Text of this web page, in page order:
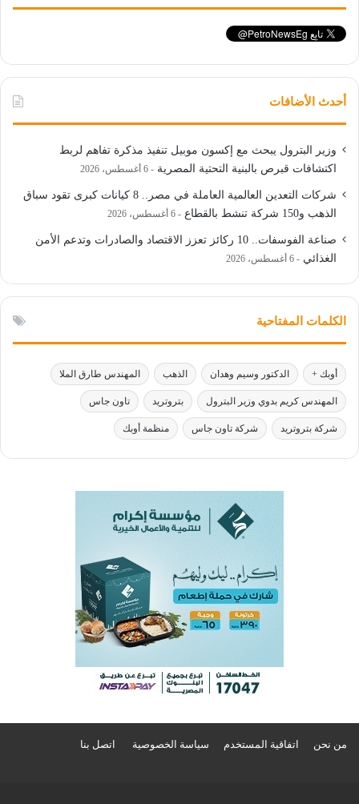
أحدث الأضافات
وزير البترول يبحث مع إكسون موبيل تنفيذ مذكرة تفاهم لربط
اكتشافات قبرص بالبنية التحتية المصرية
6 أغسطس، 2026
شركات التعدين العالمية العاملة في مصر.. 8 كيانات كبرى تقود سباق
الذهب و150 شركة تنشط بالقطاع
6 أغسطس، 2026
صناعة الفوسفات.. 10 ركائز تعزز الاقتصاد والصادرات وتدعم الأمن
الغذائي
6 أغسطس، 2026
الكلمات المفتاحية
أوبك + الدكتور وسيم وهدان الذهب المهندس طارق الملا
المهندس كريم بدوي وزير البترول بتروتريد تاون جاس
شركة بتروتريد شركة تاون جاس منظمة أوبك
من نحن اتفاقية المستخدم سياسة الخصوصية اتصل بنا